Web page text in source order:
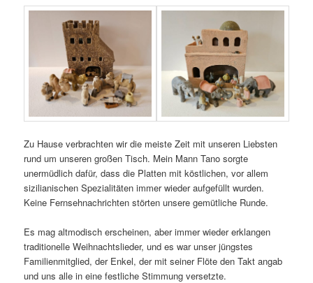
Zu Hause verbrachten wir die meiste Zeit mit unseren Liebsten
rund um unseren großen Tisch. Mein Mann Tano sorgte
unermüdlich dafür, dass die Platten mit köstlichen, vor allem
sizilianischen Spezialitäten immer wieder aufgefüllt wurden.
Keine Fernsehnachrichten störten unsere gemütliche Runde.
Es mag altmodisch erscheinen, aber immer wieder erklangen
traditionelle Weihnachtslieder, und es war unser jüngstes
Familienmitglied, der Enkel, der mit seiner Flöte den Takt angab
und uns alle in eine festliche Stimmung versetzte.